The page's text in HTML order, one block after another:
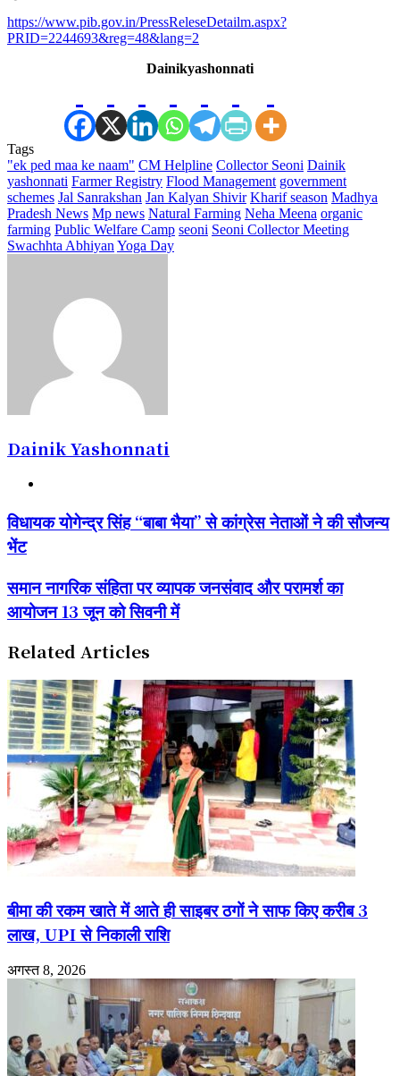
https://www.pib.gov.in/PressReleseDetailm.aspx?
PRID=2244693&reg=48&lang=2
Dainikyashonnati
Tags
"ek ped maa ke naam" CM Helpline Collector Seoni Dainik
yashonnati Farmer Registry Flood Management government
schemes Jal Sanrakshan Jan Kalyan Shivir Kharif season Madhya
Pradesh News Mp news Natural Farming Neha Meena organic
farming Public Welfare Camp seoni Seoni Collector Meeting
Swachhta Abhiyan Yoga Day
Dainik Yashonnati
विधायक
योगेन्द्र
सिंह
भैया”
से
कांग्रेस
ने
की
सौजन्य
भेंट
विधायक योगेन्द्र सिंह “बाबा भैया” से कांग्रेस नेताओं ने की सौजन्य
भेंट
समान
नागरिक
संहिता
व्यापक
जनसंवाद
और
परामर्श
का
आयोजन
13
जून
को
सिवनी
समान नागरिक संहिता पर व्यापक जनसंवाद और परामर्श का
आयोजन 13 जून को सिवनी में
Related Articles
बीमा की रकम खाते में आते ही साइबर ठगों ने साफ किए करीब 3
लाख, UPI से निकाली राशि
अगस्त 8, 2026